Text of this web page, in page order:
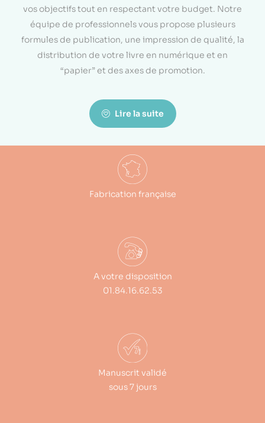
vos objectifs tout en respectant votre budget. Notre
équipe de professionnels vous propose plusieurs
formules de publication, une impression de qualité, la
distribution de votre livre en numérique et en
“papier” et des axes de promotion.
Lire la suite
Fabrication française
A votre disposition
01.84.16.62.53
Manuscrit validé
sous 7 jours